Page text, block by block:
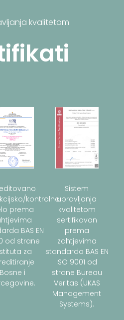
kvalitetom
kontrolno
prema
BAS EN
od strane
za
Bosne i
Sistem
upravljanja
kvalitetom
sertifikovan
prema
zahtjevima
standarda BAS EN
ISO 9001 od
strane Bureau
Veritas (UKAS
Management
Systems).